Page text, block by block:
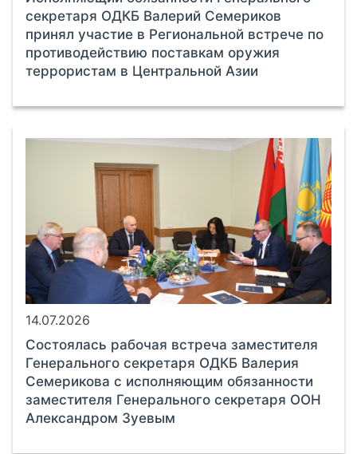
секретаря ОДКБ Валерий Семериков
принял участие в Региональной встрече по
противодействию поставкам оружия
террористам в Центральной Азии
14.07.2026
Состоялась рабочая встреча заместителя
Генерального секретаря ОДКБ Валерия
Семерикова с исполняющим обязанности
заместителя Генерального секретаря ООН
Александром Зуевым